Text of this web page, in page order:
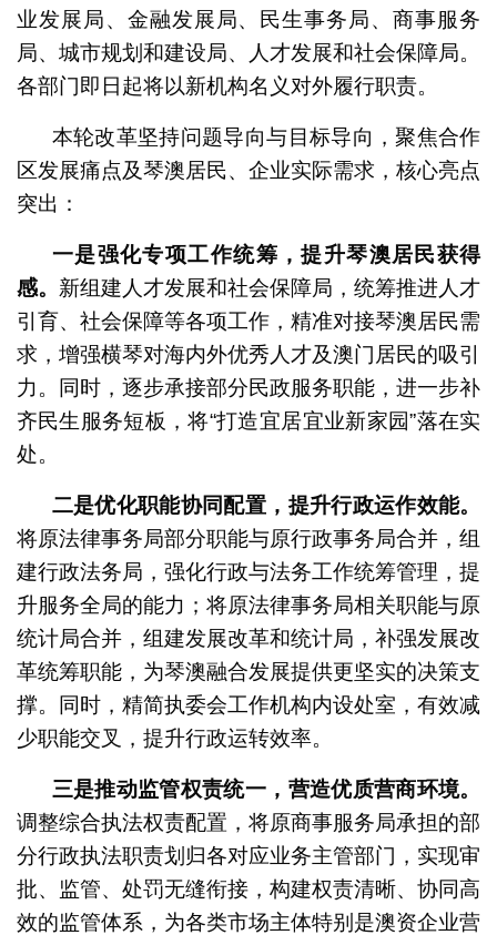
业发展局、金融发展局、民生事务局、商事服务
局、城市规划和建设局、人才发展和社会保障局。
各部门即日起将以新机构名义对外履行职责。
本轮改革坚持问题导向与目标导向，聚焦合作
区发展痛点及琴澳居民、企业实际需求，核心亮点
突出：
一是强化专项工作统筹，提升琴澳居民获得
感。 新组建人才发展和社会保障局，统筹推进人才
引育、社会保障等各项工作，精准对接琴澳居民需
求，增强横琴对海内外优秀人才及澳门居民的吸引
力。同时，逐步承接部分民政服务职能，进一步补
齐民生服务短板，将“打造宜居宜业新家园”落在实
处。
二是优化职能协同配置，提升行政运作效能。
将原法律事务局部分职能与原行政事务局合并，组
建行政法务局，强化行政与法务工作统筹管理，提
升服务全局的能力；将原法律事务局相关职能与原
统计局合并，组建发展改革和统计局，补强发展改
革统筹职能，为琴澳融合发展提供更坚实的决策支
撑。同时，精简执委会工作机构内设处室，有效减
少职能交叉，提升行政运转效率。
三是推动监管权责统一，营造优质营商环境。
调整综合执法权责配置，将原商事服务局承担的部
分行政执法职责划归各对应业务主管部门，实现审
批、监管、处罚无缝衔接，构建权责清晰、协同高
效的监管体系，为各类市场主体特别是澳资企业营